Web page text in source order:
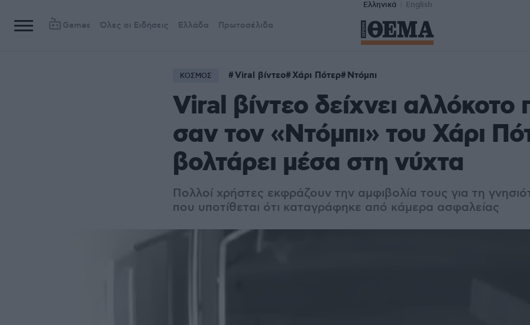
Ελληνικά English
Games Όλες οι Ειδήσεις Ελλάδα Πρωτοσέλιδα
ΚΟΣΜΟΣ Viral βίντεο Χάρι Πότερ Ντόμπι
Viral βίντεο δείχνει
σαν τον «Ντόμπι» του Χάρι
βολτάρει μέσα στη νύχτα
Πολλοί χρήστες εκφράζουν την αμφιβολία τους για τη
που υποτίθεται ότι καταγράφηκε από κάμερα ασφαλείας